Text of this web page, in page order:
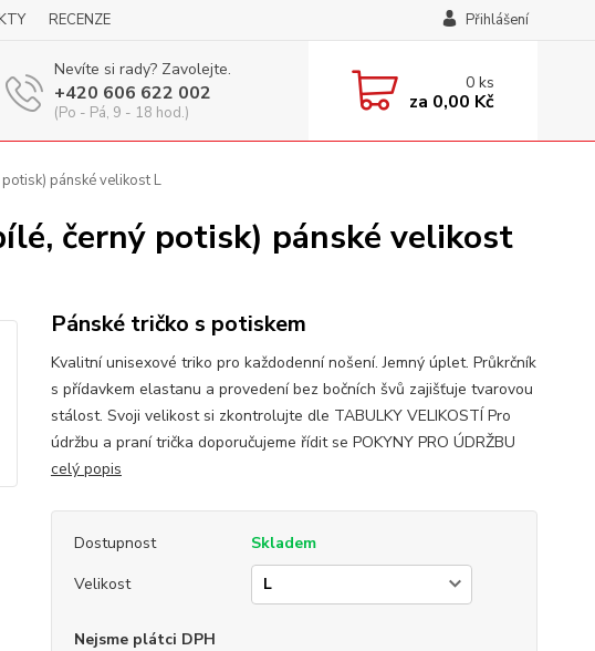
RECENZE Přihlášení
Nevíte si rady? Zavolejte.
+420 606 622 002
(Po - Pá, 9 - 18 hod.)
0ks
za 0,00 Kč
potisk) pánské velikost L
černý potisk) pánské velikost
Pánské tričko s potiskem
Kvalitní unisexové triko pro každodenní nošení. Jemný úplet. Průkrčník
s přídavkem elastanu a provedení bez bočních švů zajišťuje tvarovou
stálost. Svoji velikost si zkontrolujte dle TABULKY VELIKOSTÍ Pro
údržbu a praní trička doporučujeme řídit se POKYNY PRO ÚDRŽBU
celý popis
Dostupnost
Skladem
Velikost
Nejsme plátci DPH